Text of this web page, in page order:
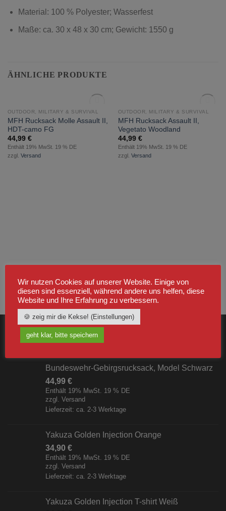
Material: 100 % Polyester; Wasserfest
Maße: ca. 30 x 48 x 30 cm; Gewicht: 1550 g
ÄHNLICHE PRODUKTE
Wunschliste
NICHT VORRÄTIG
OUTDOOR, MILITARY & SURVIVAL
MFH Rucksack Molle Assault II,
HDT-camo FG
44,99 €
Enthält 19% MwSt. 19 % DE
zzgl. Versand
Wunschliste
NICHT VORRÄTIG
OUTDOOR, MILITARY & SURVIVAL
MFH Rucksack Assault II,
Vegetato Woodland
44,99 €
Enthält 19% MwSt. 19 % DE
zzgl. Versand
NEUSTE
Bundeswehr-Gebirgsrucksack, Model Schwarz
44,99 €
Enthält 19% MwSt. 19 % DE
zzgl. Versand
Lieferzeit: ca. 2-3 Werktage
Yakuza Golden Injection Orange
34,90 €
Enthält 19% MwSt. 19 % DE
zzgl. Versand
Lieferzeit: ca. 2-3 Werktage
Yakuza Golden Injection T-shirt Weiß
Wir nutzen Cookies auf unserer Website. Einige von
diesen sind essenziell, während andere uns helfen, diese
Website und Ihre Erfahrung zu verbessern.
🍪 zeig mir die Kekse! (Einstellungen)
geht klar, bitte speichern